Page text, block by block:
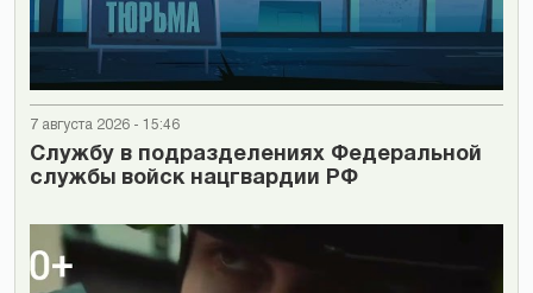
7 августа 2026 - 15:46
Cлужбу в подразделениях Федеральной
службы войск нацгвардии РФ